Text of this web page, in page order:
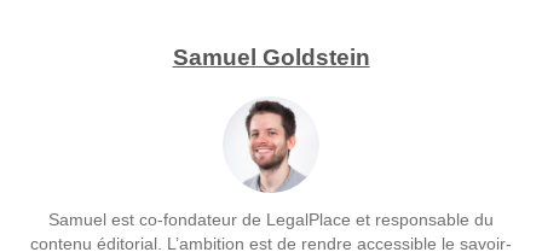
Samuel Goldstein
Samuel est co-fondateur de LegalPlace et responsable du
contenu éditorial. L’ambition est de rendre accessible le savoir-